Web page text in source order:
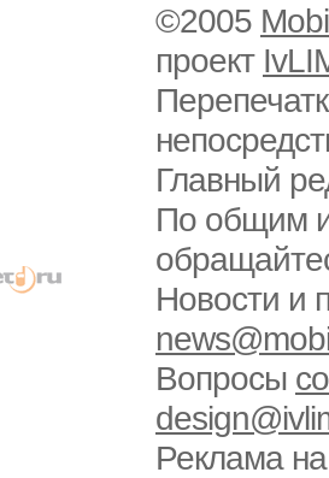
©2005
проект
Главный
По общим
Новости и
Вопросы
Реклама